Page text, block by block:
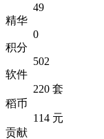
49
精华
0
积分
502
软件
220 套
稻币
114 元
贡献